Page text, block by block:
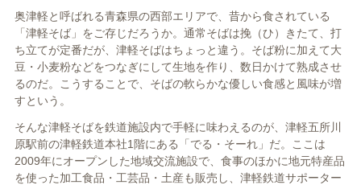
奥津軽と呼ばれる青森県の西部エリアで、昔から食されている
「津軽そば」をご存じだろうか。通常そばは挽（ひ）きたて、打
ち立てが定番だが、津軽そばはちょっと違う。そば粉に加えて大
豆・小麦粉などをつなぎにして生地を作り、数日かけて熟成させ
るのだ。こうすることで、そばの軟らかな優しい食感と風味が増
すという。
そんな津軽そばを鉄道施設内で手軽に味わえるのが、津軽五所川
原駅前の津軽鉄道本社1階にある「でる・そーれ」だ。ここは
2009年にオープンした地域交流施設で、食事のほかに地元特産品
を使った加工食品・工芸品・土産も販売し、津軽鉄道サポーター